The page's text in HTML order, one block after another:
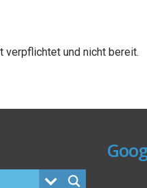
verpflichtet und nicht bereit.